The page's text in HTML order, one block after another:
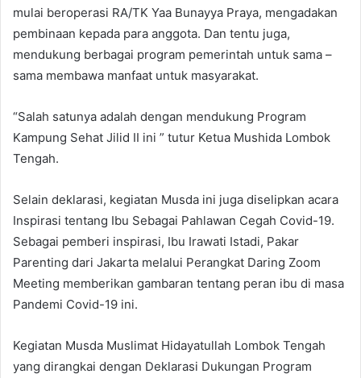
mulai beroperasi RA/TK Yaa Bunayya Praya, mengadakan
pembinaan kepada para anggota. Dan tentu juga,
mendukung berbagai program pemerintah untuk sama –
sama membawa manfaat untuk masyarakat.
“Salah satunya adalah dengan mendukung Program
Kampung Sehat Jilid II ini ” tutur Ketua Mushida Lombok
Tengah.
Selain deklarasi, kegiatan Musda ini juga diselipkan acara
Inspirasi tentang Ibu Sebagai Pahlawan Cegah Covid-19.
Sebagai pemberi inspirasi, Ibu Irawati Istadi, Pakar
Parenting dari Jakarta melalui Perangkat Daring Zoom
Meeting memberikan gambaran tentang peran ibu di masa
Pandemi Covid-19 ini.
Kegiatan Musda Muslimat Hidayatullah Lombok Tengah
yang dirangkai dengan Deklarasi Dukungan Program